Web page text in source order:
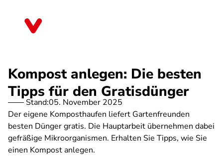
Kompost anlegen: Die besten
Tipps für den Gratisdünger
Stand:05. November 2025
Der eigene Komposthaufen liefert Gartenfreunden
besten Dünger gratis. Die Hauptarbeit übernehmen dabei
gefräßige Mikroorganismen. Erhalten Sie Tipps, wie Sie
einen Kompost anlegen.